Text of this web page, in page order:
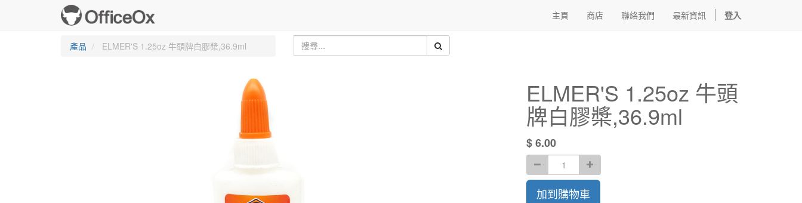
主頁 商店 聯絡我們 最新資訊 登入
產品 ELMER'S 1.25oz 牛頭牌白膠槳,36.9ml
ELMER'S 1.25oz 牛頭
牌白膠槳,36.9ml
$6.00
加到購物車